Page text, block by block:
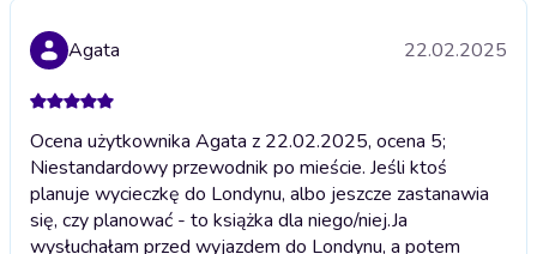
Agata 22.02.2025
Ocena użytkownika Agata z 22.02.2025, ocena 5;
Niestandardowy przewodnik po mieście. Jeśli ktoś
planuje wycieczkę do Londynu, albo jeszcze zastanawia
się, czy planować - to książka dla niego/niej.Ja
wysłuchałam przed wyjazdem do Londynu, a potem